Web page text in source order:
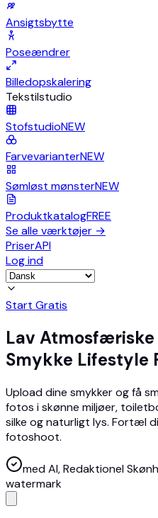
Ansigtsbytte
Poseændrer
Billedopskalering
Tekstilstudio
StofstudioNEW
FarvevarianterNEW
Sømløst mønsterNEW
ProduktkatalogFREE
Se alle værktøjer →
PriserAPI
Log ind
Start Gratis
Lav Atmosfæriske
Smykke Lifestyle
Upload dine smykker og få
fotos i skønne miljøer,
silke og naturligt lys. Fortæl
fotoshoot.
med AI, Redaktionel
watermark